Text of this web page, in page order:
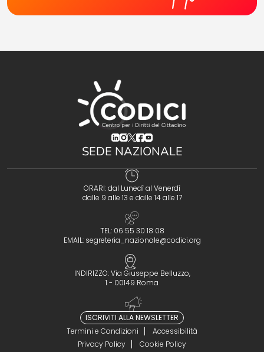
(opens in a new tab)
(opens in a new tab)
(opens in a new tab)
(opens in a new tab)
(opens in a new tab)
SEDE NAZIONALE
ORARI: dal Lunedì al Venerdì
dalle 9 alle 13 e dalle 14 alle 17
TEL: 06 55 30 18 08
EMAIL: segreteria_nazionale@codici.org
INDIRIZZO: Via Giuseppe Belluzzo,
1 - 00149 Roma
ISCRIVITI ALLA NEWSLETTER
Termini e Condizioni
Accessibilità
Privacy Policy
Cookie Policy